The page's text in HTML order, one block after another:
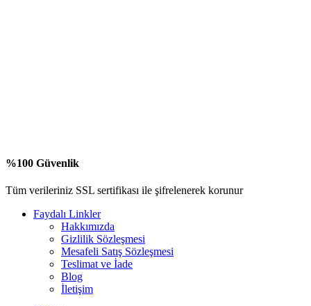
%100 Güvenlik
Tüm verileriniz SSL sertifikası ile şifrelenerek korunur
Faydalı Linkler
Hakkımızda
Gizlilik Sözleşmesi
Mesafeli Satış Sözleşmesi
Teslimat ve İade
Blog
İletişim